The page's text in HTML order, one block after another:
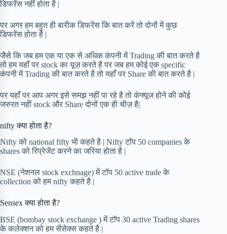
डिफरेंस नहीं होता है |
पर अगर हम बहुत ही बारीक डिफरेंस कि बात करें तो दोनों में कुछ
डिफरेंस होता है |
जैसे कि जब हम एक या एक से अधिक कंपनी में Trading की बात करते है
तो हम यहाँ पर stock का यूज़ करते है पर जब हम कोई एक specific
कंपनी में Trading की बात करते है तो यहाँ पर Share की बात करते है |
पर यहाँ पर आप अगर इसे समझ नहीं पा रहे है तो कंफ्यूज होने की कोई
जरुरत नहीं stock और Share दोनों एक ही चीज़ है|
nifty क्या होता है?
Nifty को national fifty भी कहते है | Nifty टॉप 50 companies के
shares को रिप्रेजेंट करने का जरिया होता है |
NSE (नेशनल stock exchnage) में टॉप 50 active trade के
collection को हम nifty कहते है |
Sensex क्या होता है?
BSE (bombay stock exchange ) में टॉप 30 active Trading shares
के कलेक्शन को हम सेंसेक्स कहते है |